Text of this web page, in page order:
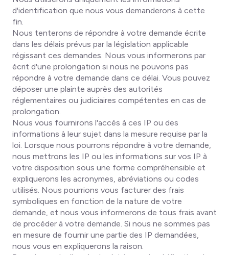
d'identification que nous vous demanderons à cette
fin.
Nous tenterons de répondre à votre demande écrite
dans les délais prévus par la législation applicable
régissant ces demandes. Nous vous informerons par
écrit d'une prolongation si nous ne pouvons pas
répondre à votre demande dans ce délai. Vous pouvez
déposer une plainte auprès des autorités
réglementaires ou judiciaires compétentes en cas de
prolongation.
Nous vous fournirons l'accès à ces IP ou des
informations à leur sujet dans la mesure requise par la
loi. Lorsque nous pourrons répondre à votre demande,
nous mettrons les IP ou les informations sur vos IP à
votre disposition sous une forme compréhensible et
expliquerons les acronymes, abréviations ou codes
utilisés. Nous pourrions vous facturer des frais
symboliques en fonction de la nature de votre
demande, et nous vous informerons de tous frais avant
de procéder à votre demande. Si nous ne sommes pas
en mesure de fournir une partie des IP demandées,
nous vous en expliquerons la raison.